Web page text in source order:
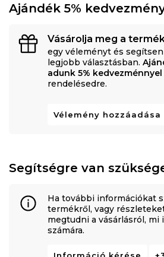
Ajándék 5%
Vásárolja meg a
egy véleményt és
legjobb választásban.
adunk 5% kedvezménnyel
rendelésedre.
Vélemény hozzáadása
Segítségre van
Ha további információkat
termékről, vagy
megtudni a vásárlásról, mi
számára.
Információ kérése